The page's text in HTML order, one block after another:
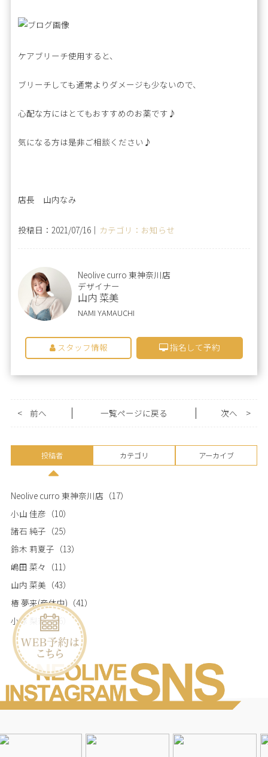
ケアブリーチ使用すると、
ブリーチしても通常よりダメージも少ないので、
心配な方にはとてもおすすめのお薬です♪
気になる方は是非ご相談ください♪
店長 山内なみ
投稿日：2021/07/16｜ カテゴリ：お知らせ
Neolive curro 東神奈川店
デザイナー
山内 菜美
NAMI YAMAUCHI
スタッフ情報 指名して予約
< 前へ 一覧ページに戻る >
次へ
投稿者 カテゴリ アーカイブ
Neolive curro 東神奈川店 （17）
小山 佳彦 （10）
諸石 純子 （25）
鈴木 莉夏子 （13）
嶋田 菜々 （11）
山内 菜美 （43）
椿 夢来(産休中) （41）
小塚 梨奈（26）